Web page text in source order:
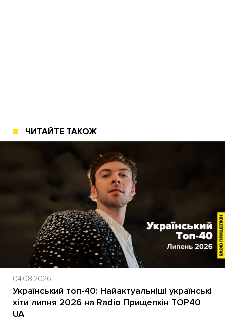
ЧИТАЙТЕ ТАКОЖ
04.08.2026
Український топ-40: Найактуальніші українські
хіти липня 2026 на Radio Прищепкін TOP40
UA